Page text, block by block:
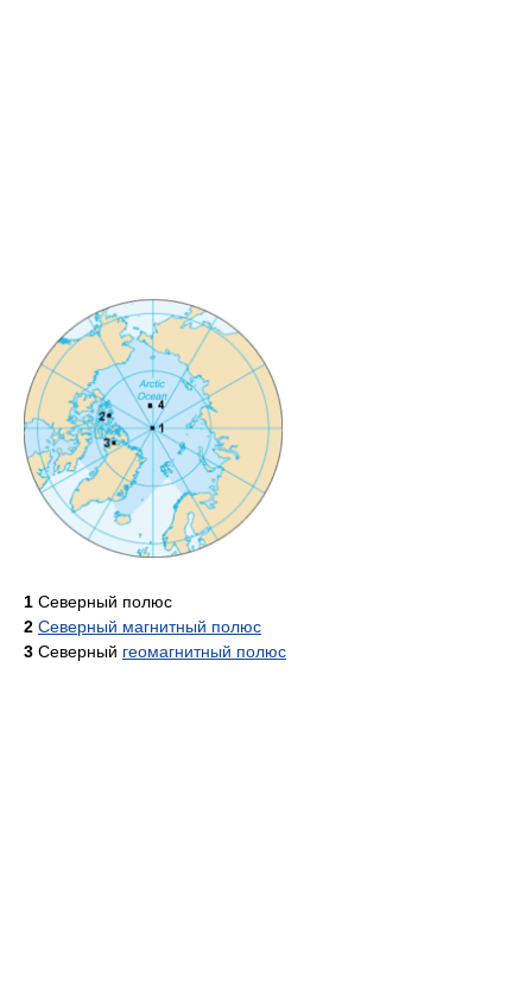
1 Северный полюс
2 Северный магнитный полюс
3 Северный геомагнитный полюс